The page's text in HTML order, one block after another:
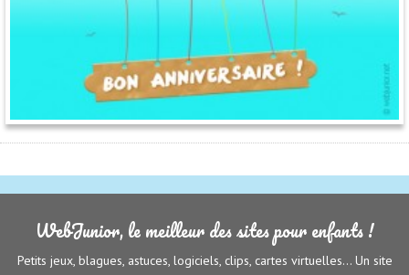
WebJunior, le meilleur des sites pour enfants !
Petits jeux, blagues, astuces, logiciels, clips, cartes virtuelles... Un site